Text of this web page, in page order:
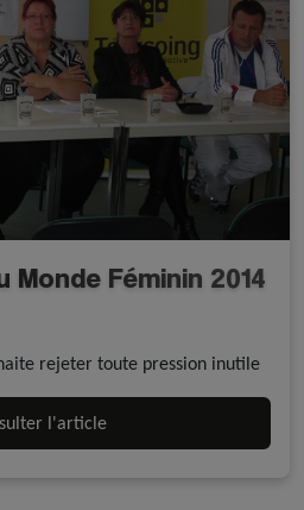
Monde Féminin 2014
rejeter toute pression inutile
l'article